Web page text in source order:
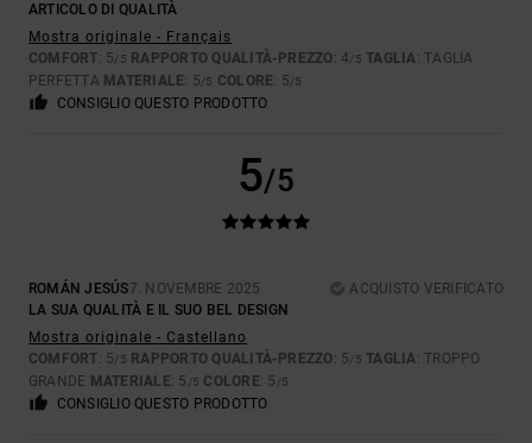
ARTICOLO DI QUALITÀ
Mostra originale - Français
COMFORT: 5/5 RAPPORTO QUALITÀ-PREZZO: 4/5 TAGLIA: TAGLIA
PERFETTA MATERIALE: 5/5 COLORE: 5/5
CONSIGLIO QUESTO PRODOTTO
5/5
ROMÁN JESÚS7. NOVEMBRE 2025
ACQUISTO VERIFICATO
LA SUA QUALITÀ E IL SUO BEL DESIGN
Mostra originale - Castellano
COMFORT: 5/5 RAPPORTO QUALITÀ-PREZZO: 5/5 TAGLIA: TROPPO
GRANDE MATERIALE: 5 /5 COLORE: 5 /5
CONSIGLIO QUESTO PRODOTTO